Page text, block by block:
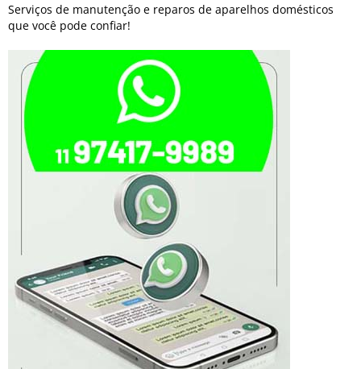
Serviços de manutenção e reparos de aparelhos domésticos
que você pode confiar!